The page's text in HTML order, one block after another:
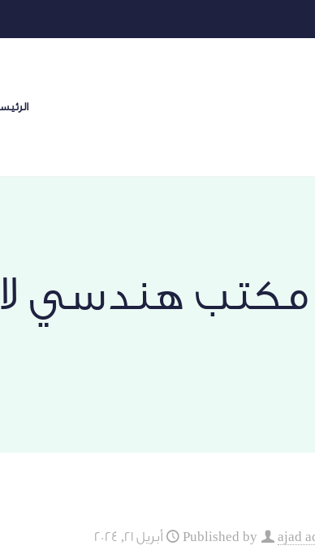
هندسي
Published by ajad أبريل 21, 2024